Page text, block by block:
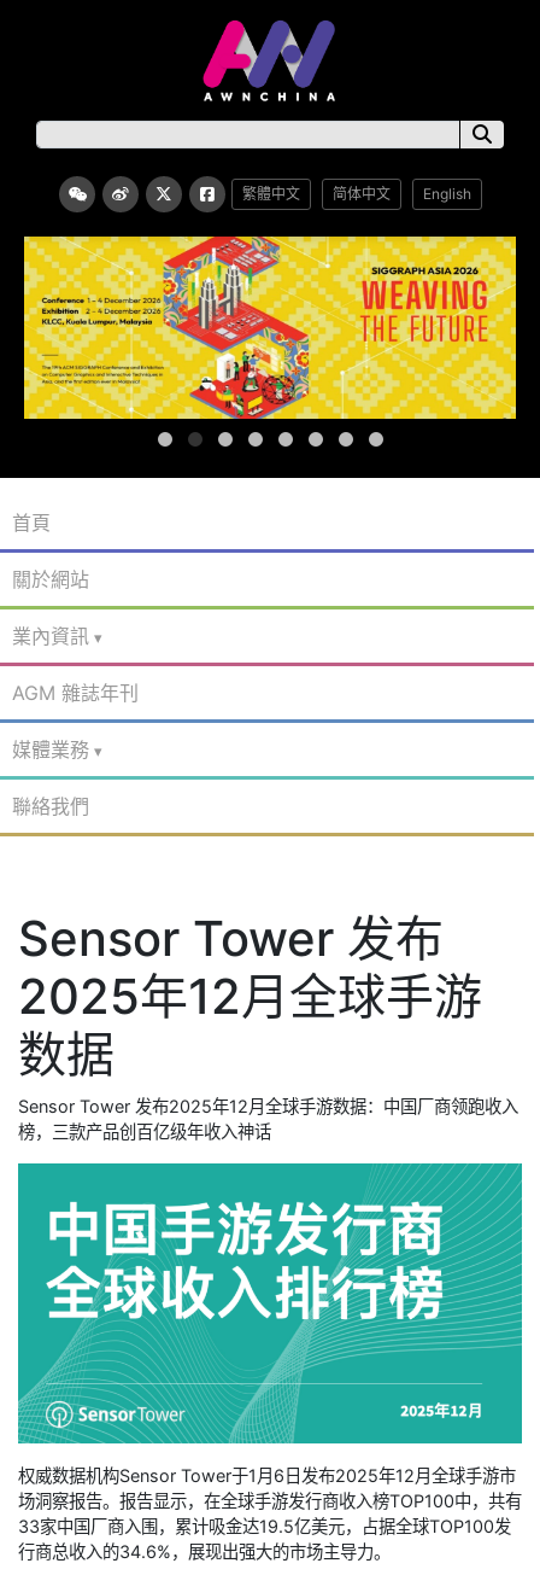
繁體中文 简体中文 English
首頁
關於網站
業內資訊
AGM 雜誌年刊
媒體業務
聯絡我們
Sensor Tower 发布
2025年12月全球手游
数据
Sensor Tower 发布2025年12月全球手游数据：中国厂商领跑收入
榜，三款产品创百亿级年收入神话
权威数据机构Sensor Tower于1月6日发布2025年12月全球手游市
场洞察报告。报告显示，在全球手游发行商收入榜TOP100中，共有
33家中国厂商入围，累计吸金达19.5亿美元，占据全球TOP100发
行商总收入的34.6%，展现出强大的市场主导力。